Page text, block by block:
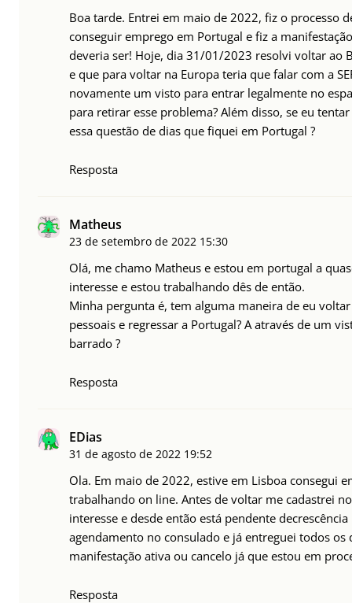
Boa tarde. Entrei em maio de 2022, fiz o processo
conseguir emprego em Portugal e fiz a
deveria ser! Hoje, dia 31/01/2023 resolvi voltar ao
e que para voltar na Europa teria que falar com a
novamente um visto para entrar legalmente no
para retirar esse problema? Além disso, se eu
essa questão de dias que fiquei em Portugal ?
Resposta
Matheus
23 de setembro de 2022 15:30
Olá, me chamo Matheus e estou em portugal a
interesse e estou trabalhando dês de então.
Minha pergunta é, tem alguma maneira de eu
pessoais e regressar a Portugal? A através de um
barrado ?
Resposta
EDias
31 de agosto de 2022 19:52
Ola. Em maio de 2022, estive em Lisboa consegui
trabalhando on line. Antes de voltar me cadastrei
interesse e desde então está pendente
agendamento no consulado e já entreguei todos
manifestação ativa ou cancelo já que estou em
Resposta